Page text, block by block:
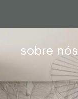
sobre nós